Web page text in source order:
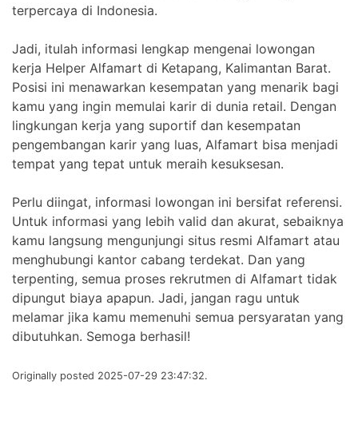
terpercaya di Indonesia.
Jadi, itulah informasi lengkap mengenai lowongan
kerja Helper Alfamart di Ketapang, Kalimantan Barat.
Posisi ini menawarkan kesempatan yang menarik bagi
kamu yang ingin memulai karir di dunia retail. Dengan
lingkungan kerja yang suportif dan kesempatan
pengembangan karir yang luas, Alfamart bisa menjadi
tempat yang tepat untuk meraih kesuksesan.
Perlu diingat, informasi lowongan ini bersifat referensi.
Untuk informasi yang lebih valid dan akurat, sebaiknya
kamu langsung mengunjungi situs resmi Alfamart atau
menghubungi kantor cabang terdekat. Dan yang
terpenting, semua proses rekrutmen di Alfamart tidak
dipungut biaya apapun. Jadi, jangan ragu untuk
melamar jika kamu memenuhi semua persyaratan yang
dibutuhkan. Semoga berhasil!
Originally posted 2025-07-29 23:47:32.